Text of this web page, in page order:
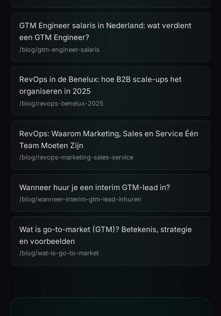
GTM Engineer salaris in Nederland: wat verdient
een GTM Engineer?
/blog/gtm-engineer-salaris
RevOps in de Benelux: hoe B2B scale-ups het
organiseren in 2025
/blog/revops-benelux-2025
RevOps: Waarom Marketing, Sales en Service Één
Team Moeten Zijn
/blog/revops-marketing-sales-service
Wanneer huur je een interim GTM-lead in?
/blog/wanneer-interim-gtm-lead-inhuren
Wat is go-to-market (GTM)? Betekenis, strategie
en voorbeelden
/blog/wat-is-go-to-market